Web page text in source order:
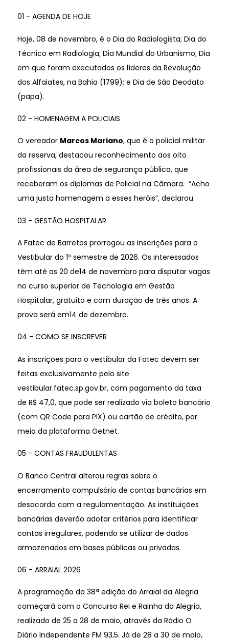
01 - AGENDA DE HOJE
Hoje, 08 de novembro, é o Dia do Radiologista; Dia do
Técnico em Radiologia; Dia Mundial do Urbanismo; Dia
em que foram executados os líderes da Revolução
dos Alfaiates, na Bahia (1799); e Dia de São Deodato
(papa).
02 - HOMENAGEM A POLICIAIS
O vereador Marcos Mariano, que é o policial militar
da reserva, destacou reconhecimento aos oito
profissionais da área de segurança pública, que
receberam os diplomas de Policial na Câmara. “Acho
uma justa homenagem a esses heróis”, declarou.
03 - GESTÃO HOSPITALAR
A Fatec de Barretos prorrogou as inscrições para o
Vestibular do 1º semestre de 2026. Os interessados
têm até as 20 de14 de novembro para disputar vagas
no curso superior de Tecnologia em Gestão
Hospitalar, gratuito e com duração de três anos. A
prova será em14 de dezembro.
04 - COMO SE INSCREVER
As inscrições para o vestibular da Fatec devem ser
feitas exclusivamente pelo site
vestibular.fatec.sp.gov.br, com pagamento da taxa
de R$ 47,0, que pode ser realizado via boleto bancário
(com QR Code para PIX) ou cartão de crédito, por
meio da plataforma Getnet.
05 - CONTAS FRAUDULENTAS
O Banco Central alterou regras sobre o
encerramento compulsório de contas bancárias em
desacordo com a regulamentação. As instituições
bancárias deverão adotar critérios para identificar
contas irregulares, podendo se utilizar de dados
armazenados em bases públicas ou privadas.
06 - ARRAIAL 2026
A programação da 38ª edição do Arraial da Alegria
começará com o Concurso Rei e Rainha da Alegria,
realizado de 25 a 28 de maio, através da Rádio O
Diário Independente FM 93,5. Já de 28 a 30 de maio,